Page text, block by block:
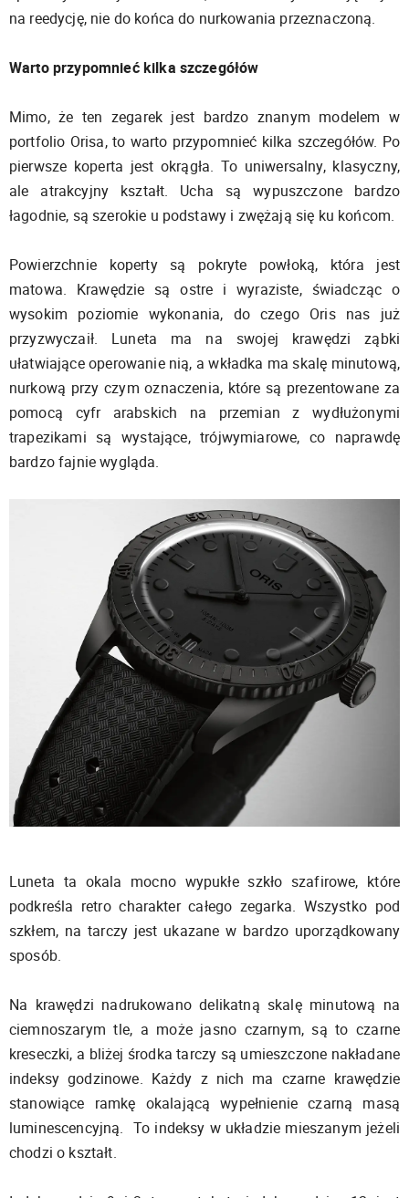
na reedycję, nie do końca do nurkowania przeznaczoną.
Warto przypomnieć kilka szczegółów
Mimo, że ten zegarek jest bardzo znanym modelem w
portfolio Orisa, to warto przypomnieć kilka szczegółów. Po
pierwsze koperta jest okrągła. To uniwersalny, klasyczny,
ale atrakcyjny kształt. Ucha są wypuszczone bardzo
łagodnie, są szerokie u podstawy i zwężają się ku końcom.
Powierzchnie koperty są pokryte powłoką, która jest
matowa. Krawędzie są ostre i wyraziste, świadcząc o
wysokim poziomie wykonania, do czego Oris nas już
przyzwyczaił. Luneta ma na swojej krawędzi ząbki
ułatwiające operowanie nią, a wkładka ma skalę minutową,
nurkową przy czym oznaczenia, które są prezentowane za
pomocą cyfr arabskich na przemian z wydłużonymi
trapezikami są wystające, trójwymiarowe, co naprawdę
bardzo fajnie wygląda.
Luneta ta okala mocno wypukłe szkło szafirowe, które
podkreśla retro charakter całego zegarka. Wszystko pod
szkłem, na tarczy jest ukazane w bardzo uporządkowany
sposób.
Na krawędzi nadrukowano delikatną skalę minutową na
ciemnoszarym tle, a może jasno czarnym, są to czarne
kreseczki, a bliżej środka tarczy są umieszczone nakładane
indeksy godzinowe. Każdy z nich ma czarne krawędzie
stanowiące ramkę okalającą wypełnienie czarną masą
luminescencyjną. To indeksy w układzie mieszanym jeżeli
chodzi o kształt.